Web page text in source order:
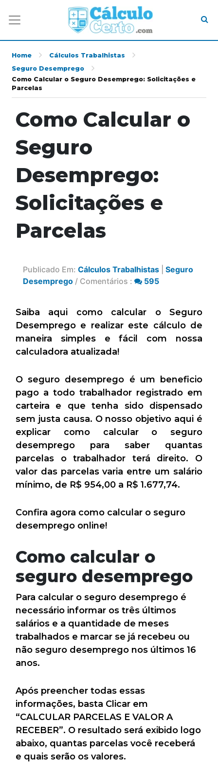
Home
Cálculos Trabalhistas
Seguro Desemprego
Como Calcular o Seguro Desemprego: Solicitações e
Parcelas
Como Calcular o
Seguro
Desemprego:
Solicitações e
Parcelas
Publicado Em: Cálculos Trabalhistas
Seguro
Desemprego / Comentários : 595
Saiba aqui como calcular o Seguro
Desemprego e realizar este cálculo de
maneira simples e fácil com nossa
calculadora atualizada!
O seguro desemprego é um beneficio
pago a todo trabalhador registrado em
carteira e que tenha sido dispensado
sem justa causa. O nosso objetivo aqui é
explicar como calcular o seguro
desemprego para saber quantas
parcelas o trabalhador terá direito. O
valor das parcelas varia entre um salário
mínimo, de R$ 954,00 a R$ 1.677,74.
Confira agora como calcular o seguro
desemprego online!
Como calcular o
seguro desemprego
Para calcular o seguro desemprego é
necessário informar os três últimos
salários e a quantidade de meses
trabalhados e marcar se já recebeu ou
não seguro desemprego nos últimos 16
anos.
Após preencher todas essas
informações, basta Clicar em
“CALCULAR PARCELAS E VALOR A
RECEBER”. O resultado será exibido logo
abaixo, quantas parcelas você receberá
e quais serão os valores.